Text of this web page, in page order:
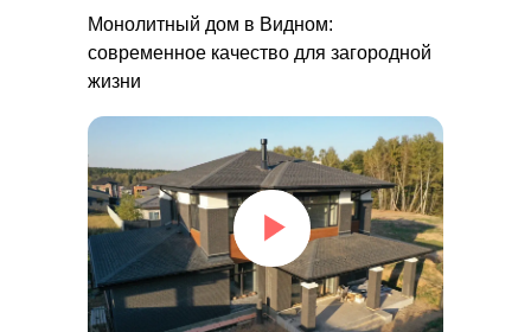
Монолитный дом в Видном:
современное качество для загородной
жизни